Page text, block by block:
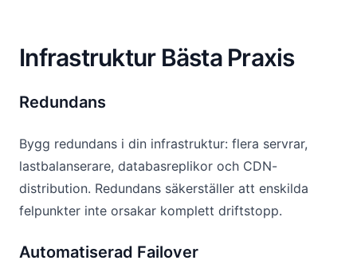
Infrastruktur Bästa Praxis
Redundans
Bygg redundans i din infrastruktur: flera servrar,
lastbalanserare, databasreplikor och CDN-
distribution. Redundans säkerställer att enskilda
felpunkter inte orsakar komplett driftstopp.
Automatiserad Failover